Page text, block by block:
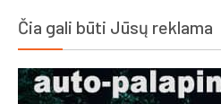
Čia gali būti Jūsų reklama